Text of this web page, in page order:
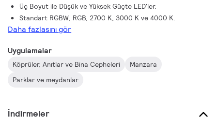
Üç Boyut ile Düşük ve Yüksek Güçte LED'ler.
Standart RGBW, RGB, 2700 K, 3000 K ve 4000 K.
Daha fazlasını gör
Uygulamalar
Köprüler, Anıtlar ve Bina Cepheleri
Manzara
Parklar ve meydanlar
İndirmeler